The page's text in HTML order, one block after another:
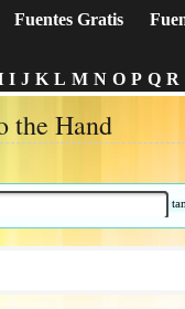
Fuentes Gratis
I J K L M N O P Q R
the Hand